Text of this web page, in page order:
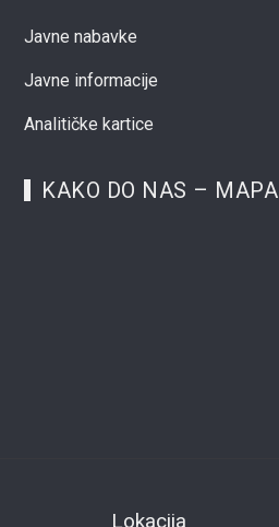
Javne nabavke
Javne informacije
Analitičke kartice
KAKO DO NAS – MAPA
Lokacija